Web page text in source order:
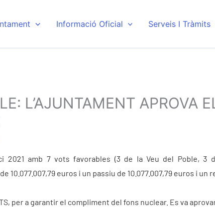
Informació Oficial Serveis I Tràmits
L’AJUNTAMENT APROVA
2021 amb 7 vots favorables (3 de la Veu del Poble, 3
10.077.007,79 euros i un passiu de 10.077.007,79 euros i un
per a garantir el compliment del fons nuclear. Es va